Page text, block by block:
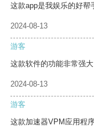
这款app是我娱乐的好帮
2024-08-13
游客
这款软件的功能非常强
2024-08-13
游客
这款加速器VPM应用程